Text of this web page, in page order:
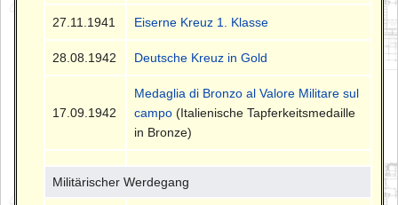
27.11.1941 Eiserne Kreuz 1. Klasse
28.08.1942 Deutsche Kreuz in Gold
17.09.1942
Medaglia di Bronzo al Valore Militare sul
campo (Italienische Tapferkeitsmedaille
in Bronze)
Militärischer Werdegang